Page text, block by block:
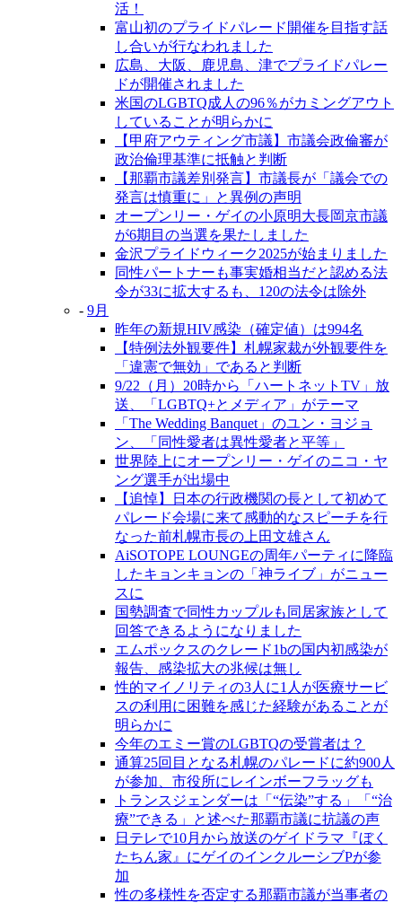
活！
富山初のプライドパレード開催を目指す話
し合いが行なわれました
広島、大阪、鹿児島、津でプライドパレー
ドが開催されました
米国のLGBTQ成人の96％がカミングアウト
していることが明らかに
【甲府アウティング市議】市議会政倫審が
政治倫理基準に抵触と判断
【那覇市議差別発言】市議長が「議会での
発言は慎重に」と異例の声明
オープンリー・ゲイの小原明大長岡京市議
が6期目の当選を果たしました
金沢プライドウィーク2025が始まりました
同性パートナーも事実婚相当だと認める法
令が33に拡大するも、120の法令は除外
- 9月
昨年の新規HIV感染（確定値）は994名
【特例法外観要件】札幌家裁が外観要件を
「違憲で無効」であると判断
9/22（月）20時から「ハートネットTV」放
送、「LGBTQ+とメディア」がテーマ
「The Wedding Banquet」のユン・ヨジョ
ン、「同性愛者は異性愛者と平等」
世界陸上にオープンリー・ゲイのニコ・ヤ
ング選手が出場中
【追悼】日本の行政機関の長として初めて
パレード会場に来て感動的なスピーチを行
なった前札幌市長の上田文雄さん
AiSOTOPE LOUNGEの周年パーティに降臨
したキョンキョンの「神ライブ」がニュー
スに
国勢調査で同性カップルも同居家族として
回答できるようになりました
エムポックスのクレード1bの国内初感染が
報告、感染拡大の兆候は無し
性的マイノリティの3人に1人が医療サービ
スの利用に困難を感じた経験があることが
明らかに
今年のエミー賞のLGBTQの受賞者は？
通算25回目となる札幌のパレードに約900人
が参加、市役所にレインボーフラッグも
トランスジェンダーは「“伝染”する」「“治
療”できる」と述べた那覇市議に抗議の声
日テレで10月から放送のゲイドラマ『ぼく
たちん家』にゲイのインクルーシブPが参
加
性の多様性を否定する那覇市議が当事者の